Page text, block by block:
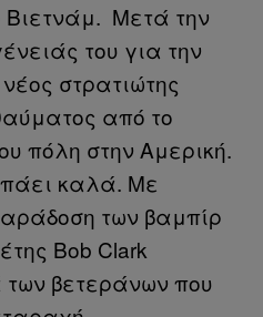
Βιετνάμ. Μετά την
του για την
στρατιώτης
από το
πόλη στην Αμερική.
πάει καλά. Με
των βαμπίρ
Bob Clark
βετεράνων που